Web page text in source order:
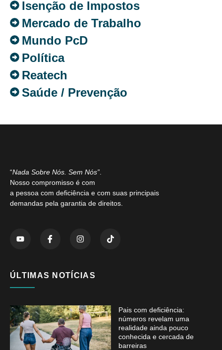
Isenção de Impostos
Mercado de Trabalho
Mundo PcD
Política
Reatech
Saúde / Prevenção
“Nada Sobre Nós. Sem Nós”
Nosso compromisso é com
a pessoa com deficiência e com suas principais
demandas pela garantia de direitos.
ÚLTIMAS NOTÍCIAS
Pais com deficiência:
números revelam uma
realidade ainda pouco
conhecida e cercada de
barreiras